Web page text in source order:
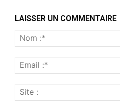
LAISSER UN COMMENTAIRE